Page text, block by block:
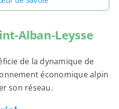
Alban-Leysse
de la dynamique de
économique alpin
son réseau.